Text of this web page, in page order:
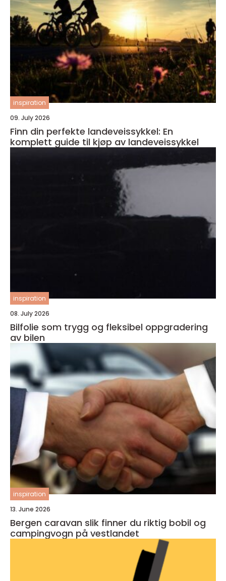
inspiration
09. July 2026
Finn din perfekte landeveissykkel: En
komplett guide til kjøp av landeveissykkel
inspiration
08. July 2026
Bilfolie som trygg og fleksibel oppgradering
av bilen
inspiration
13. June 2026
Bergen caravan slik finner du riktig bobil og
campingvogn på vestlandet